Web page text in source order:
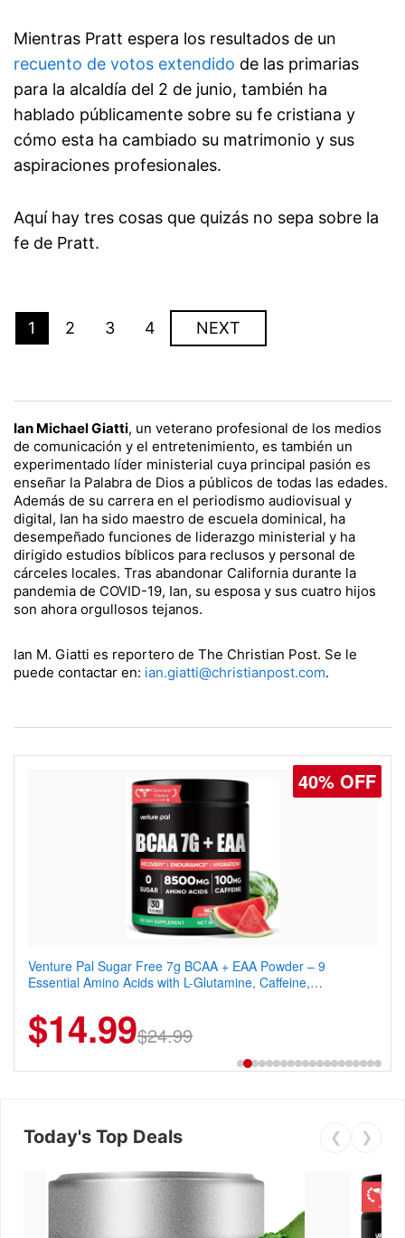
Mientras Pratt espera los resultados de un
recuento de votos extendido de las primarias
para la alcaldía del 2 de junio, también ha
hablado públicamente sobre su fe cristiana y
cómo esta ha cambiado su matrimonio y sus
aspiraciones profesionales.
Aquí hay tres cosas que quizás no sepa sobre la
fe de Pratt.
1 2 3 4 NEXT
Ian Michael Giatti, un veterano profesional de los medios
de comunicación y el entretenimiento, es también un
experimentado líder ministerial cuya principal pasión es
enseñar la Palabra de Dios a públicos de todas las edades.
Además de su carrera en el periodismo audiovisual y
digital, Ian ha sido maestro de escuela dominical, ha
desempeñado funciones de liderazgo ministerial y ha
dirigido estudios bíblicos para reclusos y personal de
cárceles locales. Tras abandonar California durante la
pandemia de COVID-19, Ian, su esposa y sus cuatro hijos
son ahora orgullosos tejanos.
Ian M. Giatti es reportero de The Christian Post. Se le
puede contactar en: ian.giatti@christianpost.com.
40% OFF
Venture Pal Sugar Free 7g BCAA + EAA Powder – 9
Essential Amino Acids with L-Glutamine, Caffeine,
Hydration
$14.99$24.99
30% OFF
Venture Pal Sugar Free Protein Coffee – Cold Brew Mocha
Instant Iced Coffee with MCT Oil, Probiotics, Fiber & 13
$13.29$18.99
Today's Top Deals ❮ ❯